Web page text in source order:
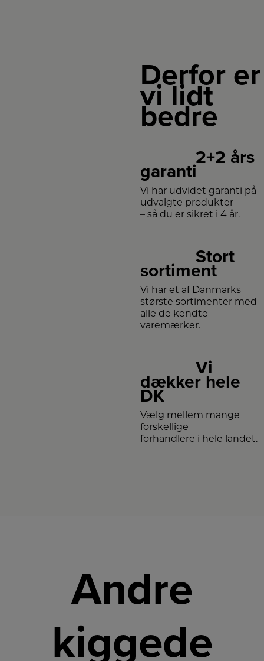
Derfor er
vi lidt
bedre
2+2 års
garanti
Vi har udvidet garanti på
udvalgte produkter
– så du er sikret i 4 år.
Stort
sortiment
Vi har et af Danmarks
største sortimenter med
alle de kendte
varemærker.
Vi
dækker hele
DK
Vælg mellem mange
forskellige
forhandlere i hele landet.
Andre
kiggede